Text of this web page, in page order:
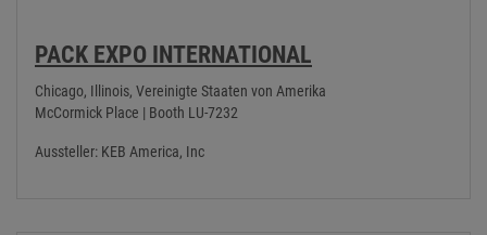
PACK EXPO INTERNATIONAL
Chicago, Illinois, Vereinigte Staaten von Amerika
McCormick Place | Booth LU-7232
Aussteller: KEB America, Inc